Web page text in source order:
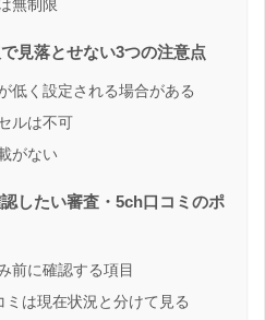
無制限
見落とせない3つの注意点
低く設定される場合がある
ルは不可
がない
したい審査・5ch口コミのポ
前に確認する項目
ミは現在状況と分けて見る